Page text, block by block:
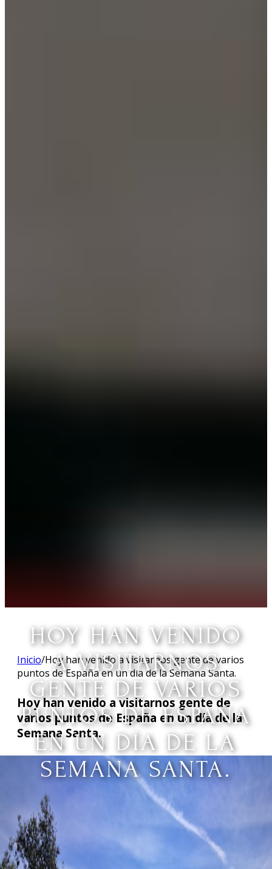
HOY HAN VENIDO
A VISITARNOS
GENTE DE VARIOS
PUNTOS DE ESPAÑA
EN UN DÍA DE LA
SEMANA SANTA.
Inicio/Hoy han venido a visitarnos gente de varios
puntos de España en un día de la Semana Santa.
Hoy han venido a visitarnos gente de
varios puntos de España en un día de la
Semana Santa.